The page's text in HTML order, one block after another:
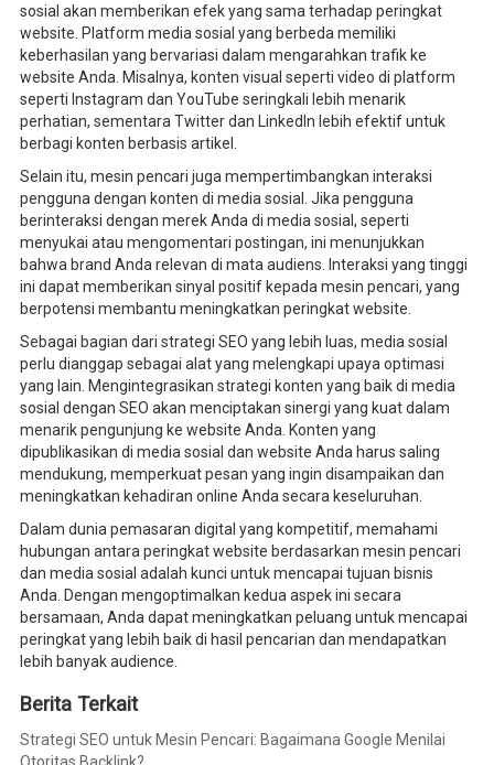
sosial akan memberikan efek yang sama terhadap peringkat
website. Platform media sosial yang berbeda memiliki
keberhasilan yang bervariasi dalam mengarahkan trafik ke
website Anda. Misalnya, konten visual seperti video di platform
seperti Instagram dan YouTube seringkali lebih menarik
perhatian, sementara Twitter dan LinkedIn lebih efektif untuk
berbagi konten berbasis artikel.
Selain itu, mesin pencari juga mempertimbangkan interaksi
pengguna dengan konten di media sosial. Jika pengguna
berinteraksi dengan merek Anda di media sosial, seperti
menyukai atau mengomentari postingan, ini menunjukkan
bahwa brand Anda relevan di mata audiens. Interaksi yang tinggi
ini dapat memberikan sinyal positif kepada mesin pencari, yang
berpotensi membantu meningkatkan peringkat website.
Sebagai bagian dari strategi SEO yang lebih luas, media sosial
perlu dianggap sebagai alat yang melengkapi upaya optimasi
yang lain. Mengintegrasikan strategi konten yang baik di media
sosial dengan SEO akan menciptakan sinergi yang kuat dalam
menarik pengunjung ke website Anda. Konten yang
dipublikasikan di media sosial dan website Anda harus saling
mendukung, memperkuat pesan yang ingin disampaikan dan
meningkatkan kehadiran online Anda secara keseluruhan.
Dalam dunia pemasaran digital yang kompetitif, memahami
hubungan antara peringkat website berdasarkan mesin pencari
dan media sosial adalah kunci untuk mencapai tujuan bisnis
Anda. Dengan mengoptimalkan kedua aspek ini secara
bersamaan, Anda dapat meningkatkan peluang untuk mencapai
peringkat yang lebih baik di hasil pencarian dan mendapatkan
lebih banyak audience.
Berita Terkait
Strategi SEO untuk Mesin Pencari: Bagaimana Google Menilai